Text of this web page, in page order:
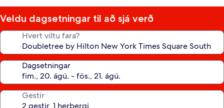
Veldu dagsetningar til að sjá verð
Hvert viltu fara?
Dagsetningar
Gestir